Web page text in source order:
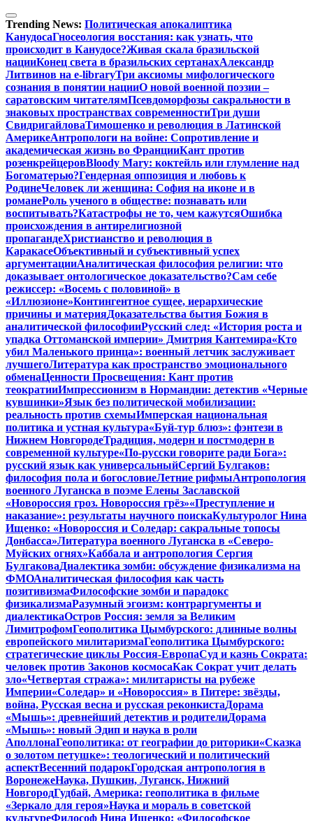
Перейти
к
содержимому
Trending News: Политическая апокалиптика
КанудосаГносеология восстания: как узнать, что
происходит в Канудосе?Живая скала бразильской
нацииКонец света в бразильских сертанахАлександр
Литвинов на e-libraryТри аксиомы мифологического
сознания в понятии нацииО новой военной поэзии –
саратовским читателямПсевдоморфозы сакральности в
знаковых пространствах современностиТри души
СвидригайловаТимошенко и революция в Латинской
АмерикеАнтропологи на войне: Сопротивление и
академическая жизнь во ФранцииКант против
розенкрейцеровBloody Mary: коктейль или глумление над
Богоматерью?Гендерная оппозиция и любовь к
РодинеЧеловек ли женщина: София на иконе и в
романеРоль ученого в обществе: познавать или
воспитывать?Катастрофы не то, чем кажутсяОшибка
происхождения в антирелигиозной
пропагандеХристианство и революция в
КаракасеОбъективный и субъективный успех
аргументацииАналитическая философия религии: что
доказывает онтологическое доказательство?Сам себе
режиссер: «Восемь с половиной» в
«Иллюзионе»Контингентное сущее, иерархические
причины и материяДоказательства бытия Божия в
аналитической философииРусский след: «История роста и
упадка Оттоманской империи» Дмитрия Кантемира«Кто
убил Маленького принца»: военный летчик заслуживает
лучшегоЛитература как пространство эмоционального
обменаЦенности Просвещения: Кант против
теократииИмпрессионизм в Нормандии: детектив «Черные
кувшинки»Язык без политической мобилизации:
реальность против схемыИмперская национальная
политика и устная культура«Буй-тур блюз»: фэнтези в
Нижнем НовгородеТрадиция, модерн и постмодерн в
современной культуре«По-русски говорите ради Бога»:
русский язык как универсальныйСергий Булгаков:
философия пола и богословиеЛетние рифмыАнтропология
военного Луганска в поэме Елены Заславской
«Новороссия гроз. Новороссия грёз»«Преступление и
наказание»: результаты научного поискаКультуролог Нина
Ищенко: «Новороссия и Соледар: сакральные топосы
Донбасса»Литература военного Луганска в «Северо-
Муйских огнях»Каббала и антропология Сергия
БулгаковаДиалектика зомби: обсуждение физикализма на
ФМОАналитическая философия как часть
позитивизмаФилософские зомби и парадокс
физикализмаРазумный эгоизм: контраргументы и
диалектикаОстров Россия: земля за Великим
ЛимитрофомГеополитика Цымбурского: длинные волны
европейского милитаризмаГеополитика Цымбурского:
стратегические циклы Россия-ЕвропаСуд и казнь Сократа:
человек против Законов космосаКак Сократ учит делать
зло«Четвертая стража»: милитаристы на рубеже
Империи«Соледар» и «Новороссия» в Питере: звёзды,
война, Русская весна и русская реконкистаДорама
«Мышь»: древнейший детектив и родителиДорама
«Мышь»: новый Эдип и наука в роли
АполлонаГеополитика: от географии до риторики«Сказка
о золотом петушке»: теологический и политический
аспектВесенний подарокГородская антропология в
ВоронежеНаука, Пушкин, Луганск, Нижний
НовгородГудбай, Америка: геополитика в фильме
«Зеркало для героя»Наука и мораль в советской
культуреФилософ Нина Ищенко: «Философское